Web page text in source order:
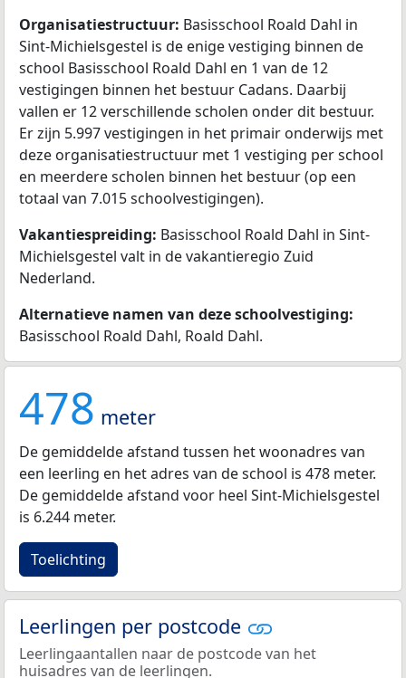
Organisatiestructuur: Basisschool Roald Dahl in
Sint-Michielsgestel is de enige vestiging binnen de
school Basisschool Roald Dahl en 1 van de 12
vestigingen binnen het bestuur Cadans. Daarbij
vallen er 12 verschillende scholen onder dit bestuur.
Er zijn 5.997 vestigingen in het primair onderwijs met
deze organisatiestructuur met 1 vestiging per school
en meerdere scholen binnen het bestuur (op een
totaal van 7.015 schoolvestigingen).
Vakantiespreiding: Basisschool Roald Dahl in Sint-
Michielsgestel valt in de vakantieregio Zuid
Nederland.
Alternatieve namen van deze schoolvestiging:
Basisschool Roald Dahl, Roald Dahl.
478 meter
De gemiddelde afstand tussen het woonadres van
een leerling en het adres van de school is 478 meter.
De gemiddelde afstand voor heel Sint-Michielsgestel
is 6.244 meter.
Toelichting
Leerlingen per postcode
Leerlingaantallen naar de postcode van het
huisadres van de leerlingen.